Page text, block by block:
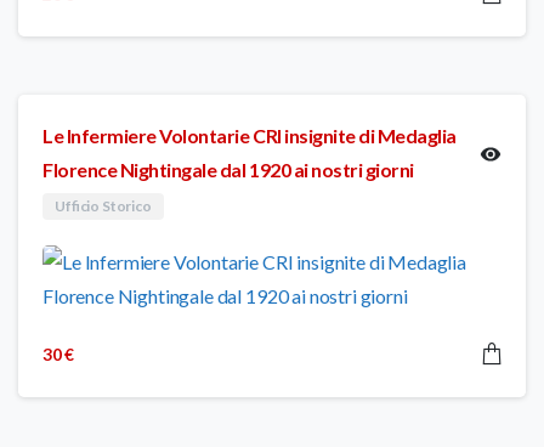
Le Infermiere Volontarie CRI insignite di Medaglia
Florence Nightingale dal 1920 ai nostri giorni
Ufficio Storico
30€